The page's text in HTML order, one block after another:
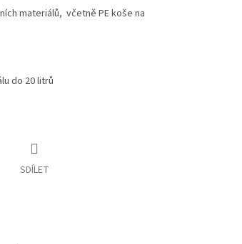
materiálů, včetně PE koše na
do 20 litrů
SDÍLET